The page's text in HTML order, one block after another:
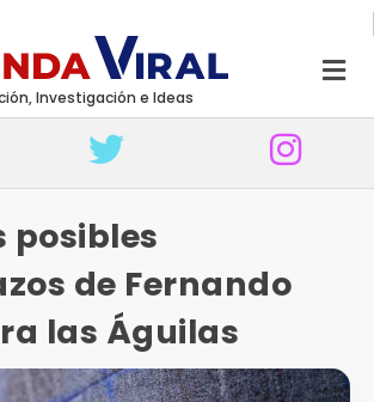
Investigación e Ideas
posibles
de Fernando
las Águilas